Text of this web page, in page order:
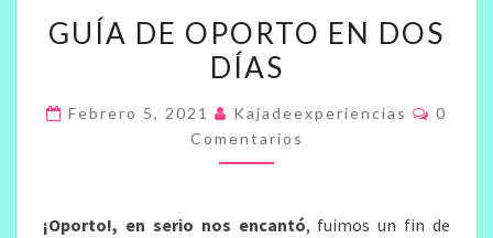
DE
OPORTO
DOS
DÍAS
GUÍA DE OPORTO EN DOS
DÍAS
Febrero 5, 2021 Kajadeexperiencias
0
Comentarios
¡Oporto!, en serio nos encantó, fuimos un fin de